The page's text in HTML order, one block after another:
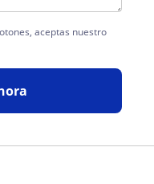
aceptas nuestro